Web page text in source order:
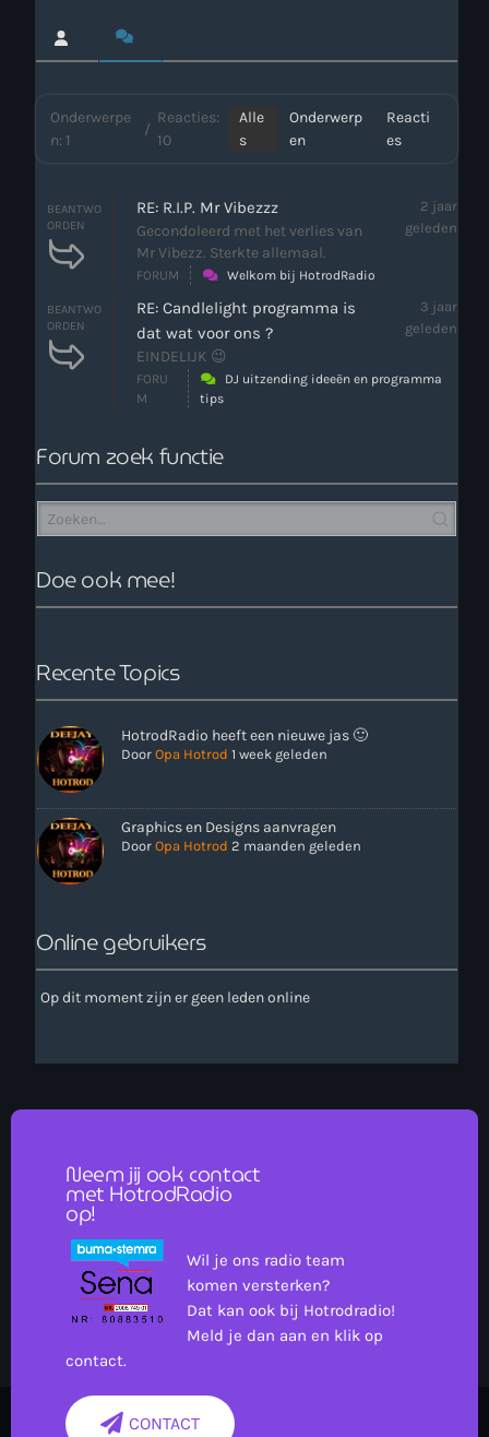
Webcam
Inloggen
Contact
HotrodRadio – Contact
Onze Non-Stop draait 24/7 op de uren als er geen Live-Dj
is. Ook kun je tijdens de Non-Stop verzoekjes
aanvragen. Klik in het menu op Verzoekjes.
Nieuws
Onderwerpe
n: 1
/
Reacties:
10
Alle
s
Onderwerp
en
Reacti
es
BEANTWO
ORDEN
RE: R.I.P. Mr Vibezzz
Gecondoleerd met het verlies van
Mr Vibezz. Sterkte allemaal.
2 jaar
geleden
FORUM Welkom bij HotrodRadio
BEANTWO
ORDEN
RE: Candlelight programma is
dat wat voor ons ?
EINDELIJK 😉
3 jaar
geleden
FORU
M
DJ uitzending ideeën en programma
tips
Forum zoek functie
Doe ook mee!
Recente Topics
HotrodRadio heeft een nieuwe jas 🙂
Door Opa Hotrod 1 week geleden
Graphics en Designs aanvragen
Door Opa Hotrod 2 maanden geleden
Online gebruikers
Op dit moment zijn er geen leden online
Neem jij ook contact
met HotrodRadio
op!
Wil je ons radio team
komen versterken?
Dat kan ook bij Hotrodradio!
Meld je dan aan en klik op
contact.
CONTACT